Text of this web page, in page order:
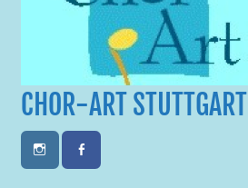
CHOR-ART STUTTGART